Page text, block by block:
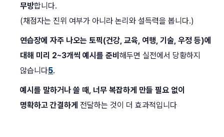
무방합니다.
(채점자는 진위 여부가 아니라 논리와 설득력을 봅니다.)
연습장에 자주 나오는 토픽(건강, 교육, 여행, 기술, 우정 등)에
대해 미리 2~3개씩 예시를 준비 해두면 실전에서 당황하지
않습니다5.
예시를 말하거나 쓸 때, 너무 복잡하게 만들 필요 없이
명확하고 간결하게 전달하는 것이 더 효과적입니다